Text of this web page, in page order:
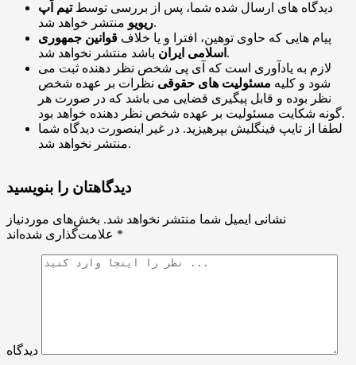
دیدگاه های ارسال شده شما، پس از بررسی توسطتیم اَپ
ریویومنتشر خواهد شد.
پیام هایی که حاوی توهین، افترا و یا خلاف قوانین جمهوری
اسلامی ایران باشد منتشر نخواهد شد.
لازم به یادآوری است که آی پی شخص نظر دهنده ثبت می
شود و کلیه مسئولیت های حقوقی نظرات بر عهده شخص
نظر بوده و قابل پیگیری قضایی می باشد که در صورت هر
گونه شکایت مسئولیت بر عهده شخص نظر دهنده خواهد بود.
لطفا از تایپ فینگلیش بپرهیزید. در غیر اینصورت دیدگاه شما
منتشر نخواهد شد.
دیدگاهتان را بنویسید
نشانی ایمیل شما منتشر نخواهد شد. بخش‌های موردنیاز
*
دیدگاه